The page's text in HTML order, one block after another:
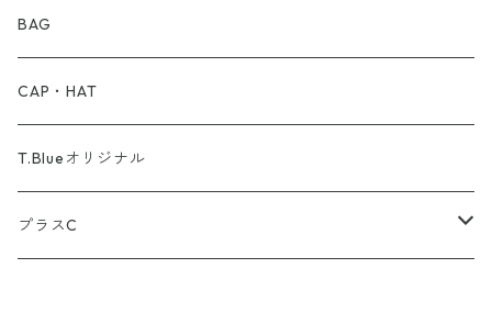
BEAMS
BRU NA BOINN
brixton
COMME des GARCONS
BAG
CAP・HAT
T.Blueオリジナル
プラスC